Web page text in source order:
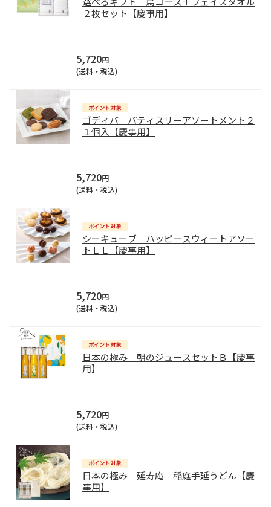
２枚セット【慶事用】
5,720円
(送料・税込)
ゴディバ パティスリーアソートメント２
１個入【慶事用】
5,720円
(送料・税込)
シーキューブ ハッピースウィートアソー
トＬＬ【慶事用】
5,720円
(送料・税込)
日本の極み 朝のジュースセットＢ【慶事
用】
5,720円
(送料・税込)
日本の極み 延寿庵 稲庭手延うどん【慶
事用】